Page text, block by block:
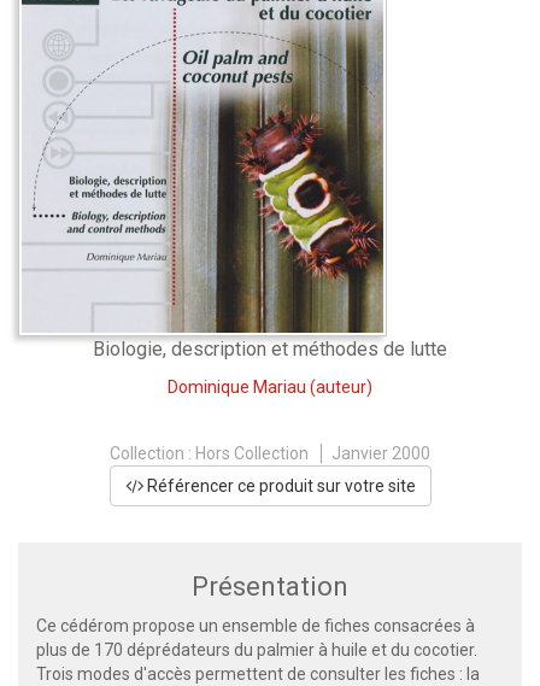
Biologie, description et méthodes de lutte
Dominique Mariau (auteur)
Collection : Hors Collection
Janvier 2000
Référencer ce produit sur votre site
Présentation
Ce cédérom propose un ensemble de fiches consacrées à
plus de 170 déprédateurs du palmier à huile et du cocotier.
Trois modes d'accès permettent de consulter les fiches : la